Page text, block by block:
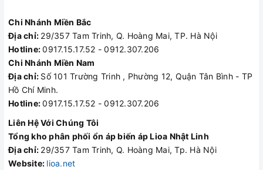
Chi Nhánh Miền Bắc
Địa chỉ: 29/357 Tam Trinh, Q. Hoàng Mai, TP. Hà Nội
Hotline:0917.15.17.52 - 0912.307.206
Chi Nhánh Miền Nam
Địa chỉ: Số 101 Trường Trinh , Phường 12, Quận Tân Bình - TP
Hồ Chí Minh.
Hotline:0917.15.17.52 - 0912.307.206
Liên Hệ Với Chúng Tôi
Tổng kho phân phối ổn áp biến áp Lioa Nhật Linh
Địa chỉ: 29/357 Tam Trinh, Q. Hoàng Mai, Tp. Hà Nội
Website: lioa.net